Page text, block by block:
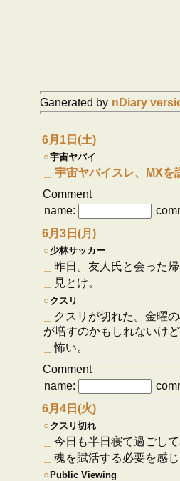
Ganerated by nDiary
6月1日(土)
○宇宙ヤバイ
宇宙ヤバイスレ、MXを
Comment
name:
6月3日(月)
○少林サッカー
昨日。友人氏と会った
見とけ。
○ クスリ
クスリが切れた。金曜
が増すのかもしれないけど
怖い。
Comment
name:
6月4日(火)
○ クスリ切れ
今日も半日寝て過ごし
魂を賦活する必要を感じ
○ Public Viewing